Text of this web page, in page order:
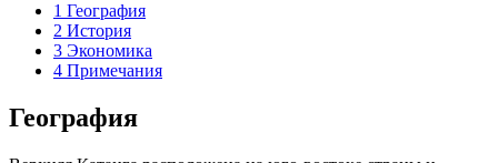
1 География
2 История
3 Экономика
4 Примечания
География